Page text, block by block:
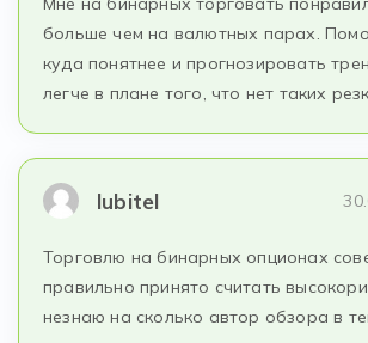
больше чем на валютных парах.
куда понятнее и прогнозировать
легче в плане того, что нет таких
lubitel
Торговлю на бинарных опционах
правильно принято считать
незнаю на сколько автор обзора в